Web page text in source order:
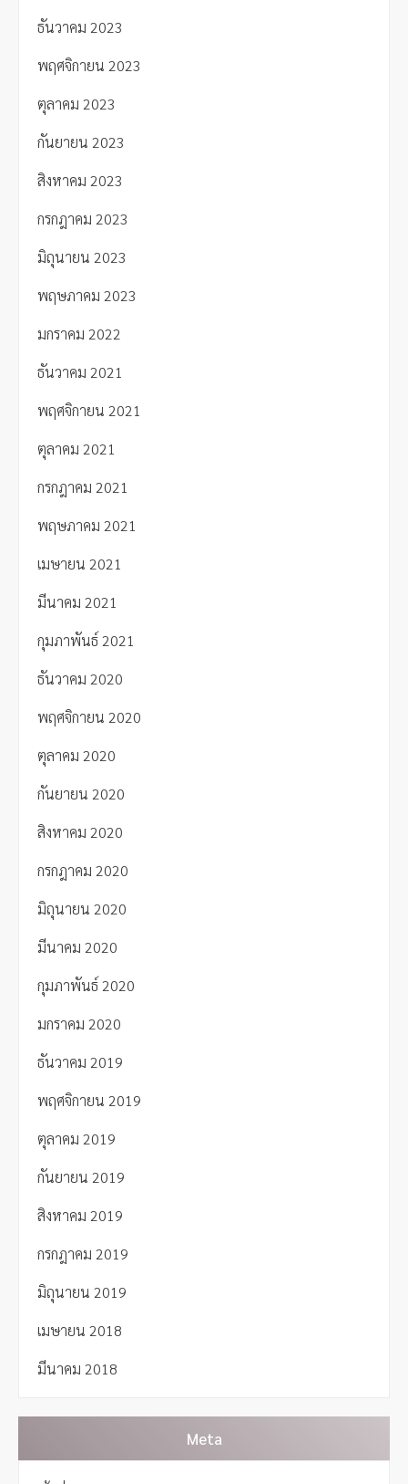
ธันวาคม 2023
พฤศจิกายน 2023
ตุลาคม 2023
กันยายน 2023
สิงหาคม 2023
กรกฎาคม 2023
มิถุนายน 2023
พฤษภาคม 2023
มกราคม 2022
ธันวาคม 2021
พฤศจิกายน 2021
ตุลาคม 2021
กรกฎาคม 2021
พฤษภาคม 2021
เมษายน 2021
มีนาคม 2021
กุมภาพันธ์ 2021
ธันวาคม 2020
พฤศจิกายน 2020
ตุลาคม 2020
กันยายน 2020
สิงหาคม 2020
กรกฎาคม 2020
มิถุนายน 2020
มีนาคม 2020
กุมภาพันธ์ 2020
มกราคม 2020
ธันวาคม 2019
พฤศจิกายน 2019
ตุลาคม 2019
กันยายน 2019
สิงหาคม 2019
กรกฎาคม 2019
มิถุนายน 2019
เมษายน 2018
มีนาคม 2018
Meta